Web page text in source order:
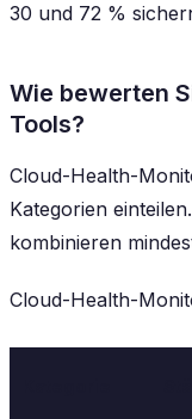
30 und 72 %
Wie bewerten
Tools?
Cloud-Health-
Kategorien
kombinieren
Cloud-Health-